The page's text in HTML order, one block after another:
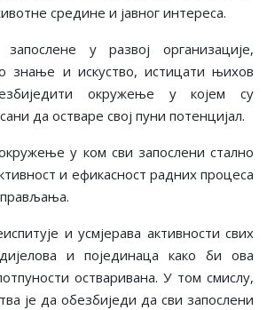
средине и јавног интереса.
у развој организације,
знање и искуство, истицати њихов
окружење у којем су
да остваре свој пуни потенцијал.
у ком сви запослени стално
и ефикасност радних процеса
и усмјерава активности свих
и појединаца како би ова
остваривана. У том смислу,
је да обезбиједи да сви запослени